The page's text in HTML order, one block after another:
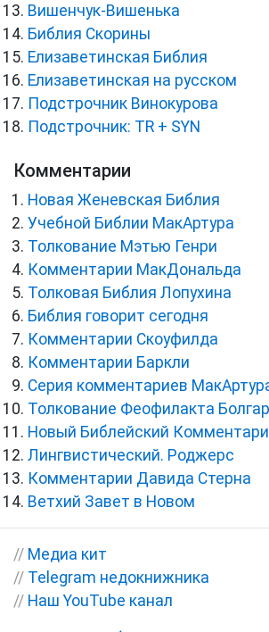
Вишенчук-Вишенька
Библия Скорины
Елизаветинская Библия
Елизаветинская на русском
Подстрочник Винокурова
Подстрочник: TR + SYN
Комментарии
Новая Женевская Библия
Учебной Библии МакАртура
Толкование Мэтью Генри
Комментарии МакДональда
Толковая Библия Лопухина
Библия говорит сегодня
Комментарии Скоуфилда
Комментарии Баркли
Серия комментариев
Толкование Феофилакта
Новый Библейский
Лингвистический. Роджерс
Комментарии Давида Стерна
Ветхий Завет в Новом
// Медиа кит
// Telegram недокнижника
// Наш YouTube канал